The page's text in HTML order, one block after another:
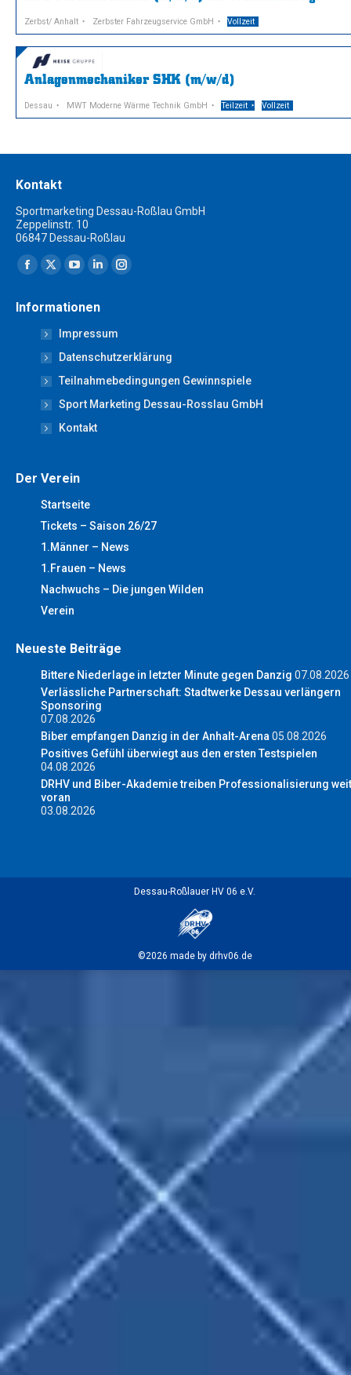
Zerbst/ Anhalt Zerbster Fahrzeugservice GmbH Vollzeit
Anlagenmechaniker SHK (m/w/d)
Dessau MWT Moderne Wärme Technik GmbH Teilzeit Vollzeit
Kontakt
Sportmarketing Dessau-Roßlau GmbH
Zeppelinstr. 10
06847 Dessau-Roßlau
Finden Sie uns auf:
Facebook
opens
new
window
X
opens
in
new
window
YouTube
opens
in
new
window
Linkedin
opens
in
new
window
Instagram
new
window
Informationen
Impressum
Datenschutzerklärung
Teilnahmebedingungen Gewinnspiele
Sport Marketing Dessau-Rosslau GmbH
Kontakt
Der Verein
Startseite
Tickets – Saison 26/27
1.Männer – News
1.Frauen – News
Nachwuchs – Die jungen Wilden
Verein
Neueste Beiträge
Bittere Niederlage in letzter Minute gegen Danzig 07.08.2026
Verlässliche Partnerschaft: Stadtwerke Dessau verlängern
Sponsoring
07.08.2026
Biber empfangen Danzig in der Anhalt-Arena05.08.2026
Positives Gefühl überwiegt aus den ersten Testspielen
04.08.2026
DRHV und Biber-Akademie treiben Professionalisierung
voran
03.08.2026
Dessau-Roßlauer HV 06 e.V.
©2026 made by drhv06.de